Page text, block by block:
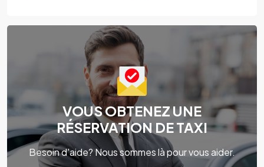
VOUS OBTENEZ UNE
RÉSERVATION DE TAXI
Besoin d'aide? Nous sommes là pour vous aider.